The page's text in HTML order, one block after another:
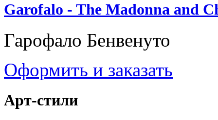
Garofalo - The Madonna and
Гарофало Бенвенуто
Оформить и заказать
Арт-стили